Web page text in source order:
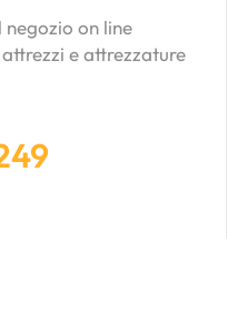
on line
e attrezzature